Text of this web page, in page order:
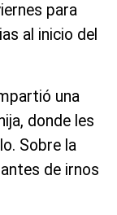
para
al inicio del
una
donde les
Sobre la
de irnos